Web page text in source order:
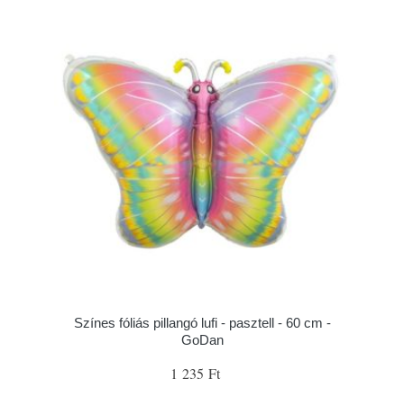
Színes fóliás pillangó lufi - pasztell - 60 cm -
GoDan
1 235 Ft